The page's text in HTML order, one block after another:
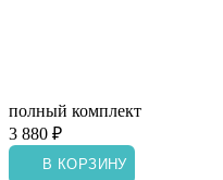
полный комплект
3 880 ₽
В КОРЗИНУ